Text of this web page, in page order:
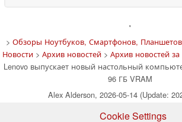
'
> Обзоры Ноутбуков, Смартфонов,
Новости> Архив новостей> Архив новостей
Lenovo выпускает новый настольный
96 ГБ VRAM
Alex Alderson, 2026-05-14 (Update:
Cookie Settings